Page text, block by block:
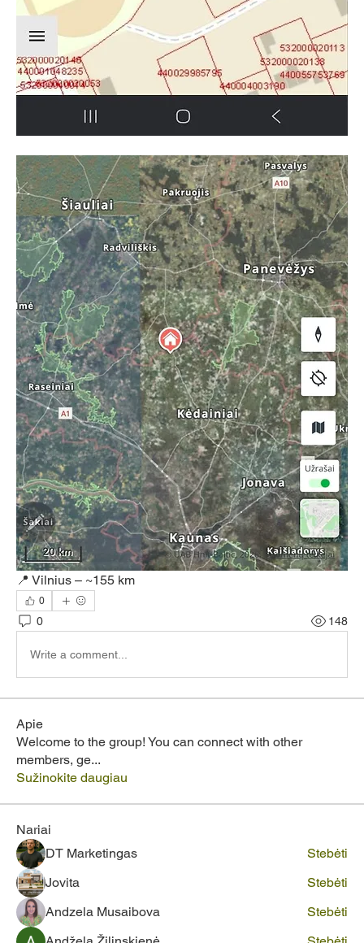
📍 Vilnius – ~155 km
0
0 148
Write a comment...
Apie
Welcome to the group! You can connect with other
members, ge...
Sužinokite daugiau
Nariai
DT Marketingas
Stebėti
Jovita
Stebėti
Andzela Musaibova
Stebėti